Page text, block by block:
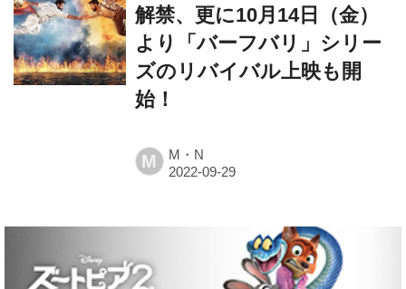
解禁、更に10月14日（金）
より「バーフバリ」シリー
ズのリバイバル上映も開
始！
M M・N